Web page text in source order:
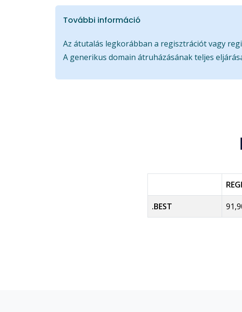
További információ
Az átutalás legkorábban a regisztrációt vagy
A generikus domain átruházásának teljes
.BEST